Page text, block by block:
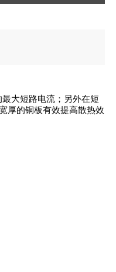
大短路电流；另外在短
厚的铜板有效提高散热效